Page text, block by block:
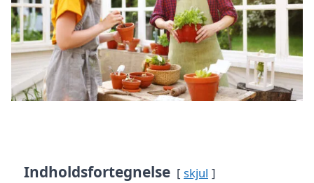
Indholdsfortegnelse skjul